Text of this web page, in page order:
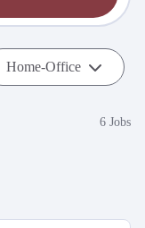
Home-Office
6 Jobs